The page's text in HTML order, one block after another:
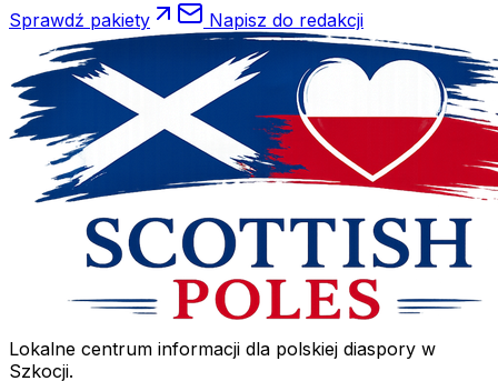
Sprawdź pakiety Napisz do redakcji
Lokalne centrum informacji dla polskiej diaspory w
Szkocji.